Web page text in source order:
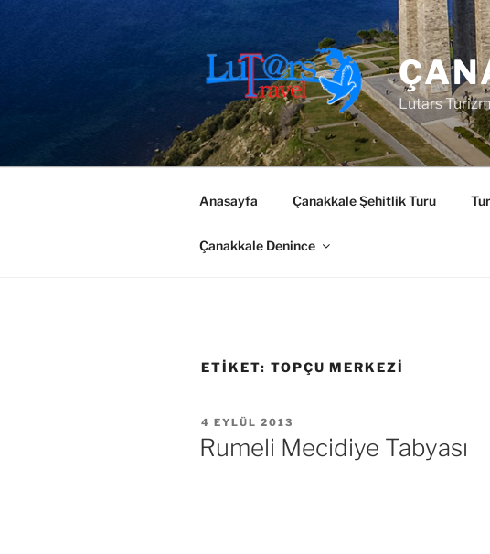
Lutars
Anasayfa Çanakkale Şehitlik Turu
Çanakkale Denince
ETIKET: TOPÇU MERKEZI
YAYIM
TARIHI
4 EYLÜL 2013
Rumeli Mecidiye Tabyası